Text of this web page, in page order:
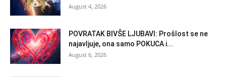
August 4, 2026
POVRATAK BIVŠE LJUBAVI: Prošlost se ne
najavljuje, ona samo POKUCA i...
August 6, 2026